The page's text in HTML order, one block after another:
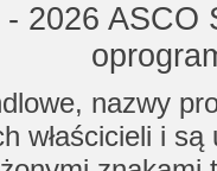
2026
nazwy
właścicieli i